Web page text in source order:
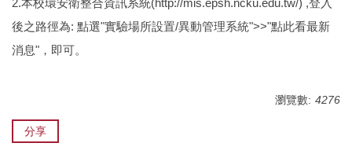
後之路徑為: 點選"實驗場所設置/異動管理系統">>"點此看最新
消息"，即可。
瀏覽數: 4276
分享